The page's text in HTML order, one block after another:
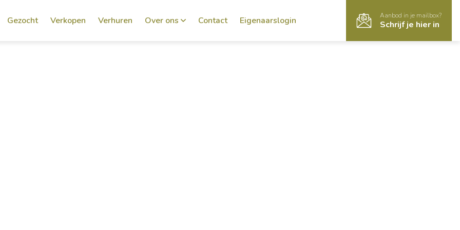
Gezocht Verkopen Verhuren Over ons Contact Eigenaarslogin Aanbod in je mailbox?
Schrijf je hier in